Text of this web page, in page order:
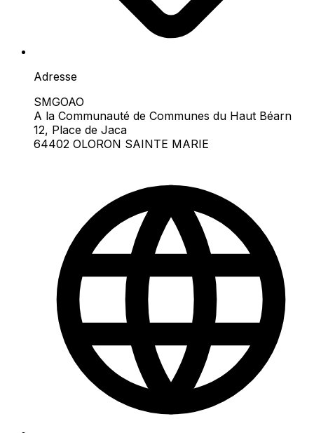
Adresse
SMGOAO
A la Communauté de Communes du Haut Béarn
12, Place de Jaca
64402 OLORON SAINTE MARIE